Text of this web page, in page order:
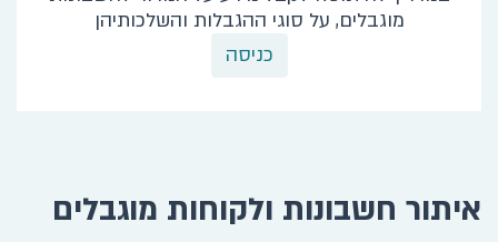
מוגבלים, על סוגי ההגבלות והשלכותיהן
כניסה
איתור חשבונות ולקוחות מוגבלים